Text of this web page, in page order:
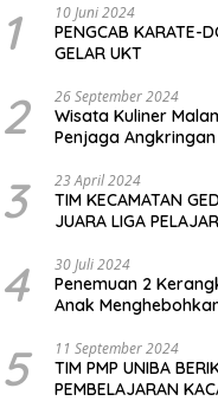
1 10 Juni 2024
PENGCAB KARATE-
GELAR UKT
2 26 September 2024
Wisata Kuliner
Penjaga
3 23 April 2024
TIM KECAMATAN
JUARA LIGA
4 30 Juli 2024
Penemuan 2
Anak
5 11 September 2024
TIM PMP UNIBA
PEMBELAJARAN